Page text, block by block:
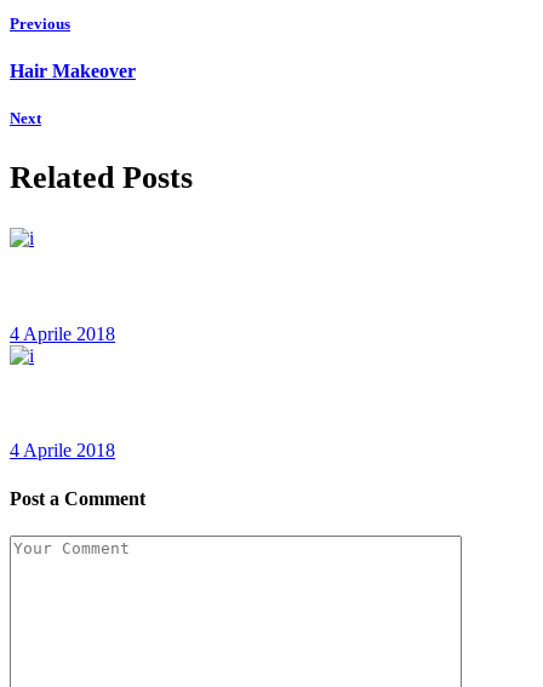
Previous
Hair Makeover
Next
Related Posts
4 Aprile 2018
4 Aprile 2018
Post a Comment